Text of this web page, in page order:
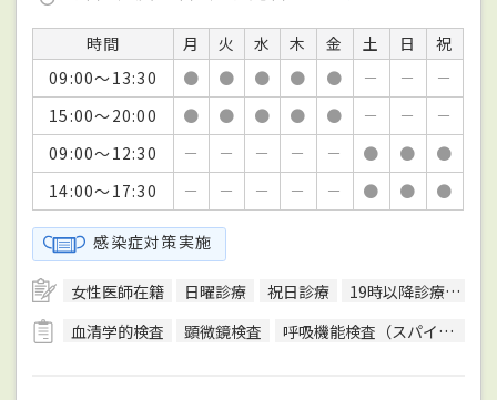
時間 月 火 水 木 金 土 日
祝
09:00～13:30
● ● ● ● ● － －
－
15:00～20:00
● ● ● ● ● － －
－
09:00～12:30
－ － － － － ● ●
●
14:00～17:30
－ － － － － ● ● ●
感染症対策実施
女性医師在籍 日曜診療 祝日診療 19時以降診療可
血清学的検査
顕微鏡検査 呼吸機能検査（スパイロメトリー）